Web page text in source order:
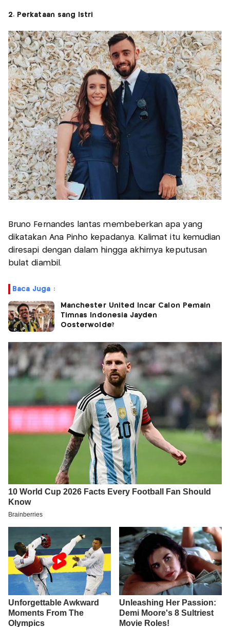
2. Perkataan sang Istri
Bruno Fernandes lantas membeberkan apa yang
dikatakan Ana Pinho kepadanya. Kalimat itu kemudian
diresapi dengan dalam hingga akhirnya keputusan
bulat diambil.
Baca Juga :
Manchester United Incar Calon Pemain
Timnas Indonesia Jayden
Oosterwolde?